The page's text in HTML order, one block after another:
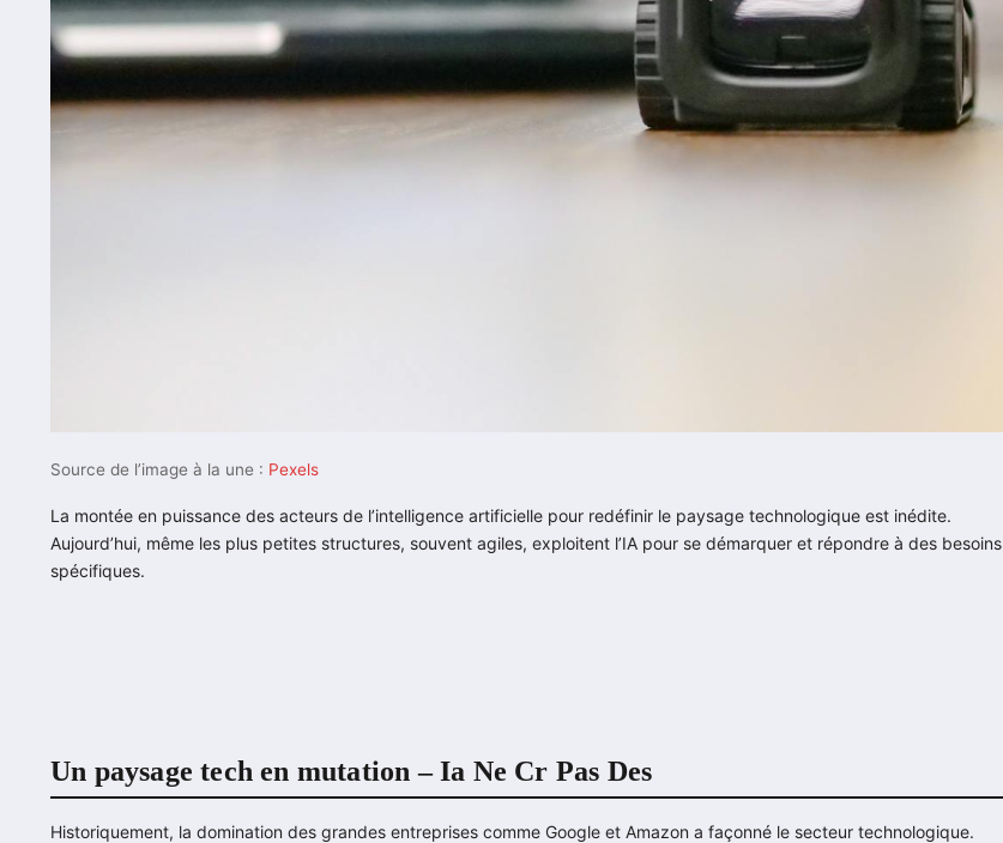
Source de l’image à la une : Pexels
La montée en puissance des acteurs de l’intelligence artificielle pour redéfinir le paysage technologique est inédite.
Aujourd’hui, même les plus petites structures, souvent agiles, exploitent l’IA pour se démarquer et répondre à des besoins
spécifiques.
Un paysage tech en mutation – Ia Ne Cr Pas Des
Historiquement, la domination des grandes entreprises comme Google et Amazon a façonné le secteur technologique.